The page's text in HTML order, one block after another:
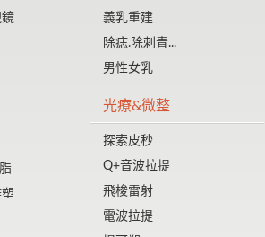
義乳重建
除痣.除刺青...
男性女乳
光療&微整
探索皮秒
Q+音波拉提
飛梭雷射
電波拉提